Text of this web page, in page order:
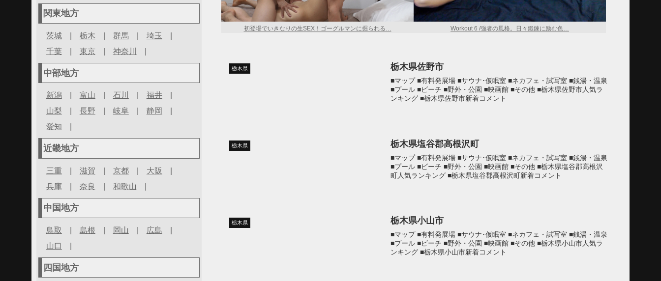
初登場でいきなりの生SEX！ゴーグルマンに掘られる… Workout 6 /強者の風格。日々鍛錬に励む色…
栃木県 栃木県佐野市
■マップ ■有料発展場 ■サウナ･仮眠室 ■ネカフェ・試写室 ■銭湯・温泉
■プール ■ビーチ ■野外・公園 ■映画館 ■その他 ■栃木県佐野市人気ラ
ンキング ■栃木県佐野市新着コメント
栃木県 栃木県塩谷郡高根沢町
■マップ ■有料発展場 ■サウナ･仮眠室 ■ネカフェ・試写室 ■銭湯・温泉
■プール ■ビーチ ■野外・公園 ■映画館 ■その他 ■栃木県塩谷郡高根沢
町人気ランキング ■栃木県塩谷郡高根沢町新着コメント
栃木県 栃木県小山市
■マップ ■有料発展場 ■サウナ･仮眠室 ■ネカフェ・試写室 ■銭湯・温泉
■プール ■ビーチ ■野外・公園 ■映画館 ■その他 ■栃木県小山市人気ラ
ンキング ■栃木県小山市新着コメント
関東地方
茨城| 栃木 | 群馬 | 埼玉 |
千葉| 東京| 神奈川 |
中部地方
新潟 富山 石川 福井|
山梨
長野 岐阜| 静岡
愛知
近畿地方
三重 | 滋賀 | 京都| 大阪 |
兵庫| 奈良 | 和歌山 |
中国地方
鳥取 | 島根 | 岡山 | 広島 |
山口 |
四国地方